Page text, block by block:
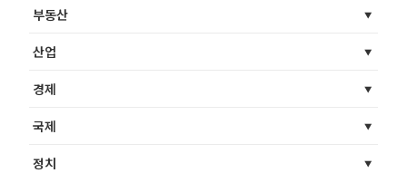
부동산
산업
경제
국제
정치